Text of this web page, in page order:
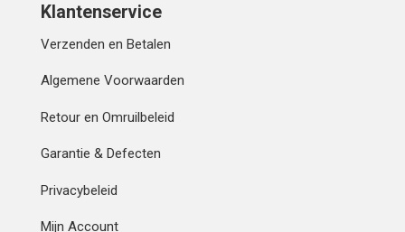
Klantenservice
Verzenden en Betalen
Algemene Voorwaarden
Retour en Omruilbeleid
Garantie & Defecten
Privacybeleid
Mijn Account